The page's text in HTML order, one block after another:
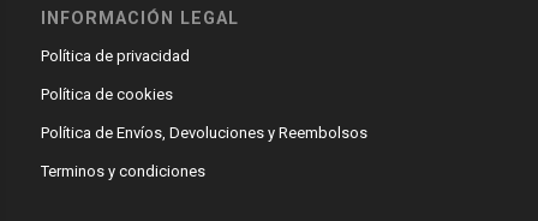
INFORMACIÓN LEGAL
Política de privacidad
Política de cookies
Política de Envíos, Devoluciones y Reembolsos
Terminos y condiciones